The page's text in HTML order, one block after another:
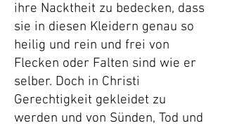
ihre Nacktheit zu bedecken, dass
sie in diesen Kleidern genau so
heilig und rein und frei von
Flecken oder Falten sind wie er
selber. Doch in Christi
Gerechtigkeit gekleidet zu
werden und von Sünden, Tod und